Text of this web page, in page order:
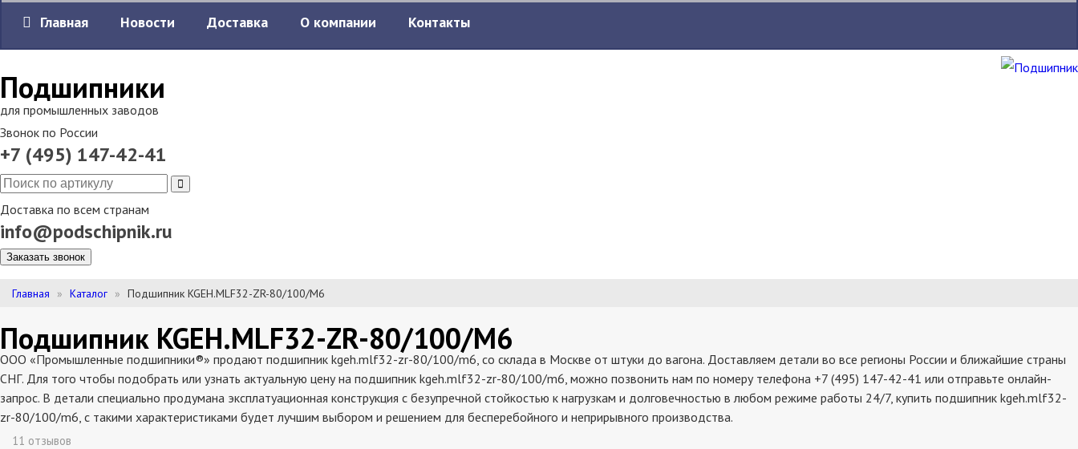
Подшипники
для промышленных заводов
Звонок по России
+7 (495) 147-42-41
Доставка по всем странам
info@podschipnik.ru
Заказать звонок
Главная Новости Доставка О компании Контакты
Главная Каталог Подшипник KGEH.MLF32-ZR-80/100/M6
Подшипник KGEH.MLF32-ZR-80/100/M6
ООО «Промышленные подшипники®» продают подшипник kgeh.mlf32-zr-80/100/m6, со склада в Москве от штуки до вагона. Доставляем детали во все регионы России и ближайшие страны
СНГ. Для того чтобы подобрать или узнать актуальную цену на подшипник kgeh.mlf32-zr-80/100/m6, можно позвонить нам по номеру телефона +7 (495) 147-42-41 или отправьте онлайн-
запрос. В детали специально продумана эксплатуационная конструкция с безупречной стойкостью к нагрузкам и долговечностью в любом режиме работы 24/7, купить подшипник kgeh.mlf32-
zr-80/100/m6, с такими характеристиками будет лучшим выбором и решением для бесперебойного и неприрывного производства.
11 отзывов